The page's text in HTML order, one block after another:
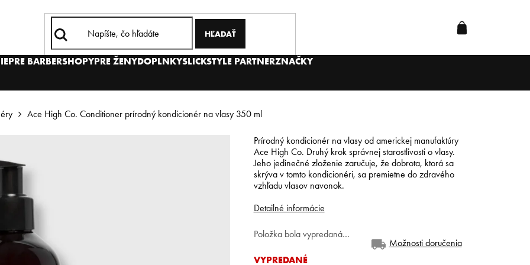
HĽADAŤ
PRE BARBERSHOPYPRE ŽENYDOPLNKYSLICKSTYLE PARTNERZNAČKY
Ace High Co. Conditioner prírodný kondicionér na vlasy 350 ml
VYPREDANÉ
Možnosti doručenia
Položka bola vypredaná…
Prírodný kondicionér na vlasy od americkej manufaktúry
Ace High Co. Druhý krok správnej starostlivosti o vlasy.
Jeho jedinečné zloženie zaručuje, že dobrota, ktorá sa
skrýva v tomto kondicionéri, sa premietne do zdravého
vzhľadu vlasov navonok.
Detailné informácie